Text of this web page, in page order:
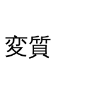
——
変質
1 宇